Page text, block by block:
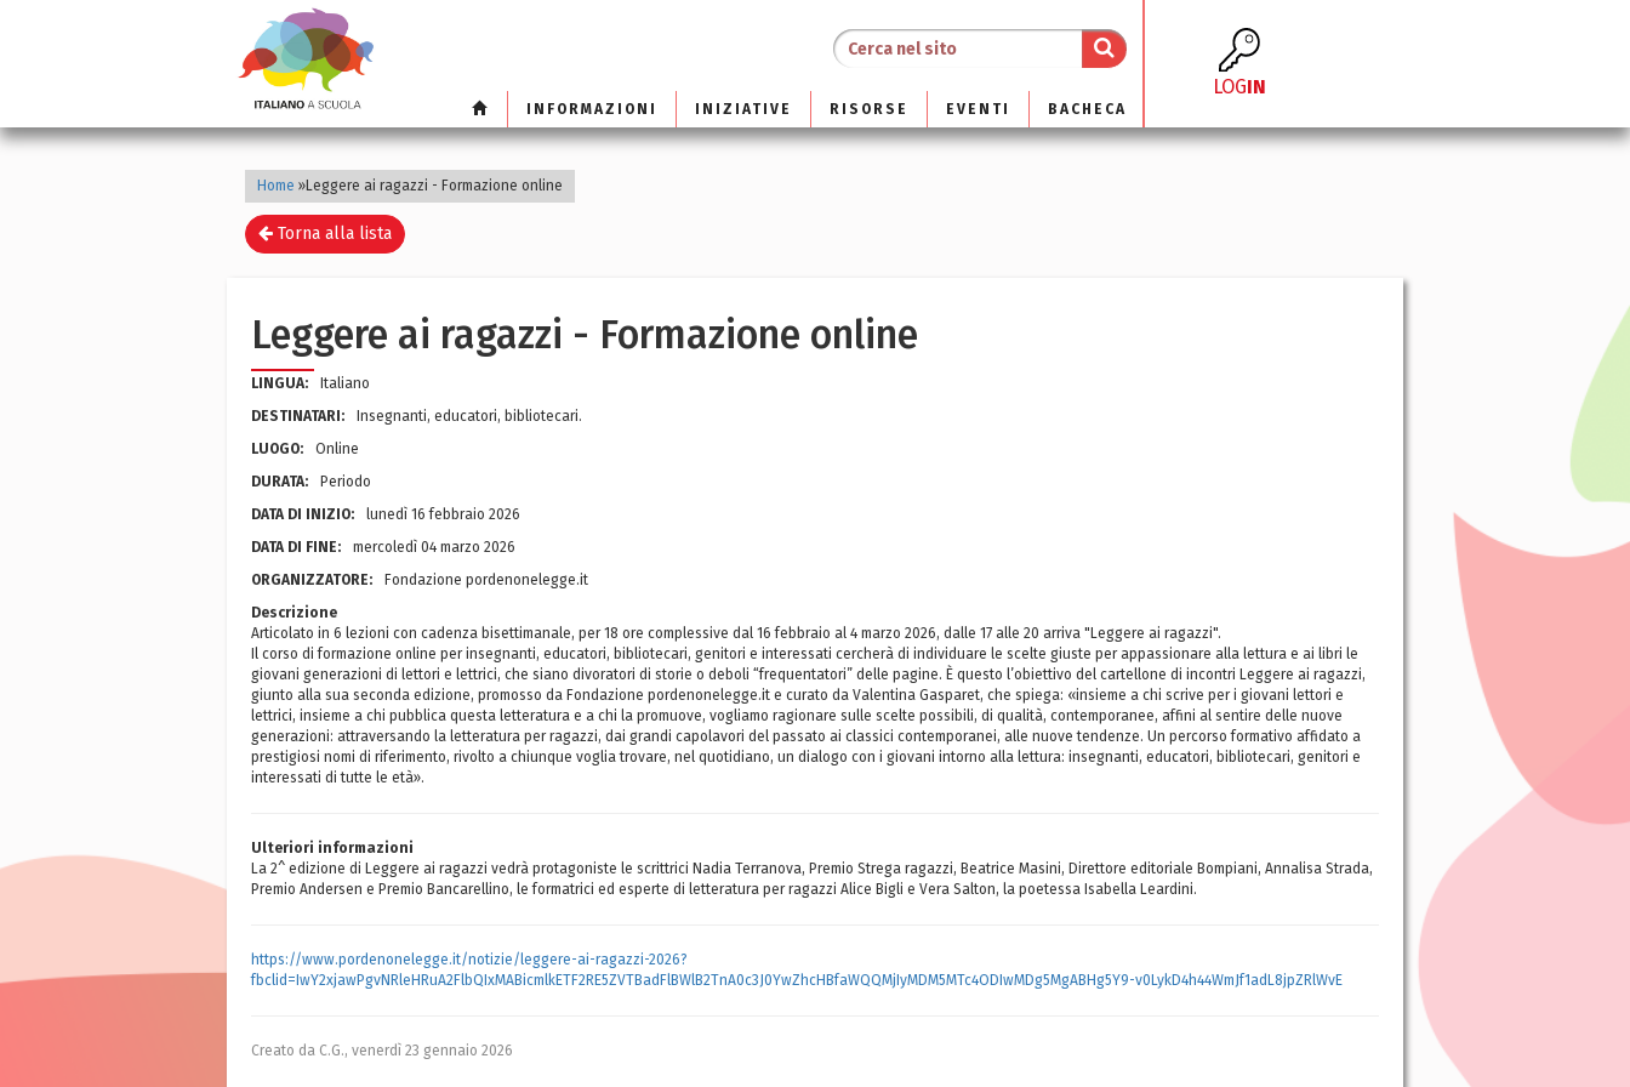
INFORMAZIONI INIZIATIVE RISORSE EVENTI BACHECA
LOGIN
Home »Leggere ai ragazzi - Formazione online
Torna alla lista
Leggere ai ragazzi - Formazione online
LINGUA:
Italiano
DESTINATARI:
Insegnanti, educatori, bibliotecari.
LUOGO:
Online
DURATA:
Periodo
DATA DI INIZIO:
lunedì 16 febbraio 2026
DATA DI FINE:
mercoledì 04 marzo 2026
ORGANIZZATORE:
Fondazione pordenonelegge.it
Descrizione
Articolato in 6 lezioni con cadenza bisettimanale, per 18 ore complessive dal 16 febbraio al 4 marzo 2026, dalle 17 alle 20 arriva "Leggere ai ragazzi".
Il corso di formazione online per insegnanti, educatori, bibliotecari, genitori e interessati cercherà di individuare le scelte giuste per appassionare alla lettura e ai libri le
giovani generazioni di lettori e lettrici, che siano divoratori di storie o deboli “frequentatori” delle pagine. È questo l’obiettivo del cartellone di incontri Leggere ai ragazzi,
giunto alla sua seconda edizione, promosso da Fondazione pordenonelegge.it e curato da Valentina Gasparet, che spiega: «insieme a chi scrive per i giovani lettori e
lettrici, insieme a chi pubblica questa letteratura e a chi la promuove, vogliamo ragionare sulle scelte possibili, di qualità, contemporanee, affini al sentire delle nuove
generazioni: attraversando la letteratura per ragazzi, dai grandi capolavori del passato ai classici contemporanei, alle nuove tendenze. Un percorso formativo affidato a
prestigiosi nomi di riferimento, rivolto a chiunque voglia trovare, nel quotidiano, un dialogo con i giovani intorno alla lettura: insegnanti, educatori, bibliotecari, genitori e
interessati di tutte le età».
Ulteriori informazioni
La 2^ edizione di Leggere ai ragazzi vedrà protagoniste le scrittrici Nadia Terranova, Premio Strega ragazzi, Beatrice Masini, Direttore editoriale Bompiani, Annalisa Strada,
Premio Andersen e Premio Bancarellino, le formatrici ed esperte di letteratura per ragazzi Alice Bigli e Vera Salton, la poetessa Isabella Leardini.
https://www.pordenonelegge.it/notizie/leggere-ai-ragazzi-2026?
fbclid=IwY2xjawPgvNRleHRuA2FlbQIxMABicmlkETF2RE5ZVTBadFlBWlB2TnA0c3J0YwZhcHBfaWQQMjIyMDM5MTc4ODIwMDg5MgABHg5Y9-v0LykD4h44WmJf1adL8jpZRlWvE
Creato da C.G., venerdì 23 gennaio 2026